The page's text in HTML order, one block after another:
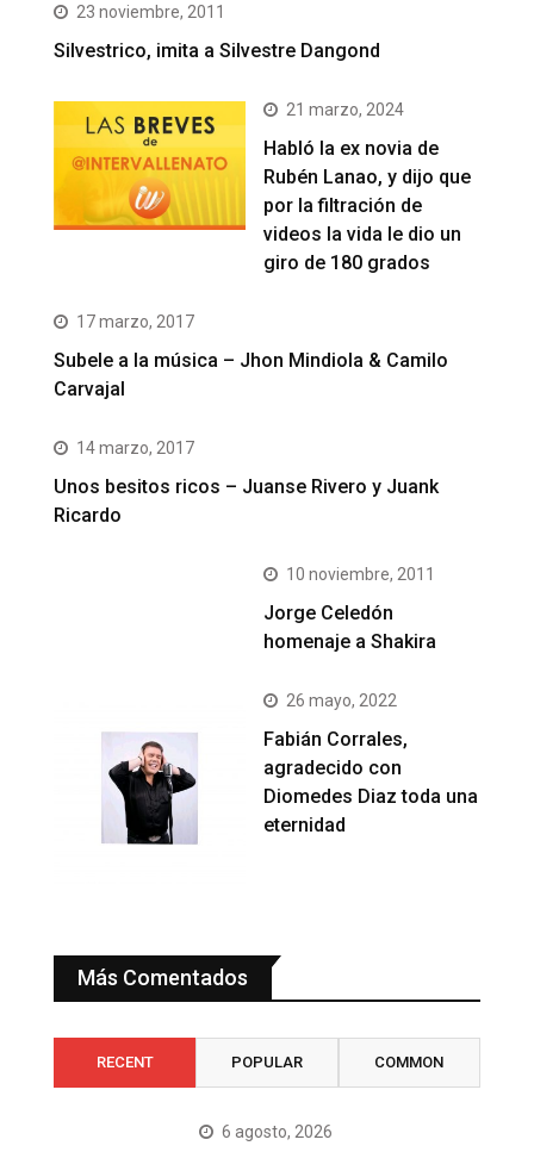
23 noviembre, 2011
Silvestrico, imita a Silvestre Dangond
21 marzo, 2024
Habló la ex novia de
Rubén Lanao, y dijo que
por la filtración de
videos la vida le dio un
giro de 180 grados
17 marzo, 2017
Subele a la música – Jhon Mindiola & Camilo
Carvajal
14 marzo, 2017
Unos besitos ricos – Juanse Rivero y Juank
Ricardo
10 noviembre, 2011
Jorge Celedón
homenaje a Shakira
26 mayo, 2022
Fabián Corrales,
agradecido con
Diomedes Diaz toda una
eternidad
Más Comentados
RECENT POPULAR COMMON
6 agosto, 2026